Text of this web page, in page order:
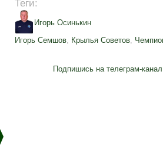
Теги:
Игорь Осинькин
Игорь Семшов, Крылья Советов,
Подпишись на телеграм-